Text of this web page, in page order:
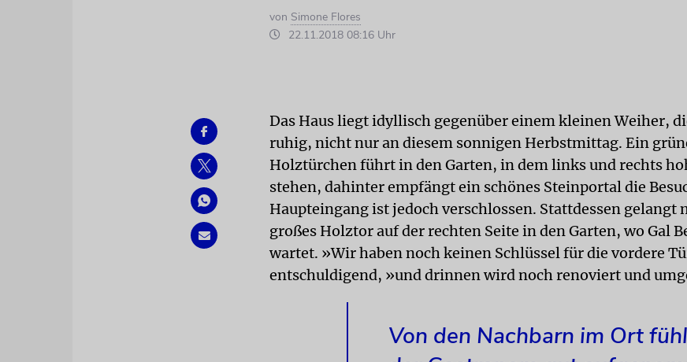
von Simone Flores
22.11.2018 08:16 Uhr
Das Haus liegt idyllisch gegenüber einem kleinen Weiher,
ruhig, nicht nur an diesem sonnigen Herbstmittag. Ein
Holztürchen führt in den Garten, in dem links und rechts
stehen, dahinter empfängt ein schönes Steinportal die
Haupteingang ist jedoch verschlossen. Stattdessen gelangt
großes Holztor auf der rechten Seite in den Garten, wo Gal
wartet. »Wir haben noch keinen Schlüssel für die vordere
entschuldigend, »und drinnen wird noch renoviert und
Von den Nachbarn im Ort